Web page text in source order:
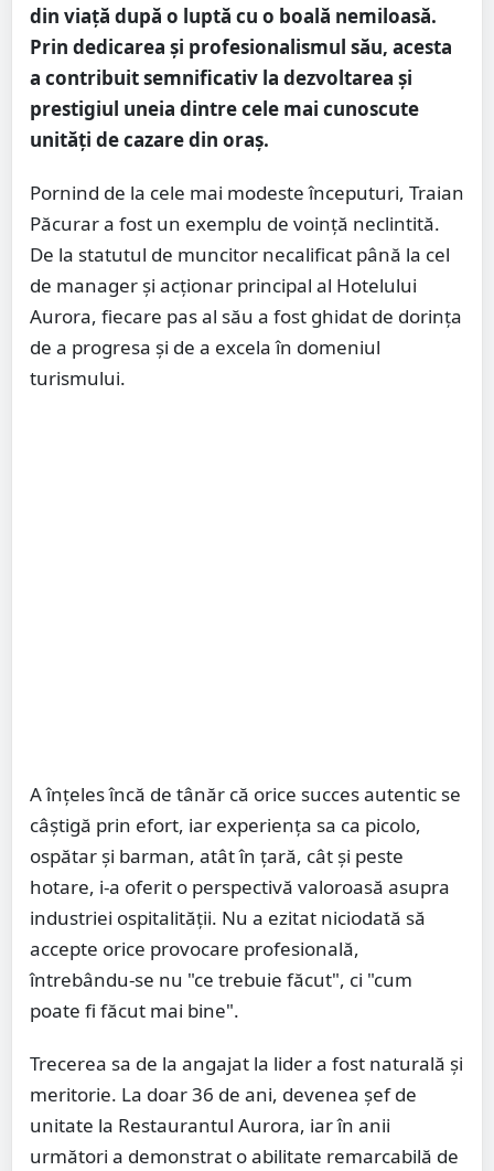
din viață după o luptă cu o boală nemiloasă.
Prin dedicarea și profesionalismul său, acesta
a contribuit semnificativ la dezvoltarea și
prestigiul uneia dintre cele mai cunoscute
unități de cazare din oraș.
Pornind de la cele mai modeste începuturi, Traian
Păcurar a fost un exemplu de voință neclintită.
De la statutul de muncitor necalificat până la cel
de manager și acționar principal al Hotelului
Aurora, fiecare pas al său a fost ghidat de dorința
de a progresa și de a excela în domeniul
turismului.
A înțeles încă de tânăr că orice succes autentic se
câștigă prin efort, iar experiența sa ca picolo,
ospătar și barman, atât în țară, cât și peste
hotare, i-a oferit o perspectivă valoroasă asupra
industriei ospitalității. Nu a ezitat niciodată să
accepte orice provocare profesională,
întrebându-se nu "ce trebuie făcut", ci "cum
poate fi făcut mai bine".
Trecerea sa de la angajat la lider a fost naturală și
meritorie. La doar 36 de ani, devenea șef de
unitate la Restaurantul Aurora, iar în anii
următori a demonstrat o abilitate remarcabilă de